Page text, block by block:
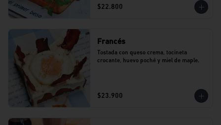
$22.800
Francés
Tostada con queso crema, tocineta
crocante, huevo poché y miel de maple.
$23.900